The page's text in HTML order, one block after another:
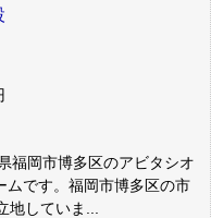
福岡市博多区のアビタシオ
ムです。福岡市博多区の市
していま...